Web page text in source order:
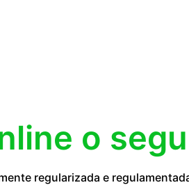
o
regularizada e